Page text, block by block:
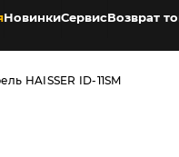
НовинкиСервисВозврат
HAISSER ID-11SM